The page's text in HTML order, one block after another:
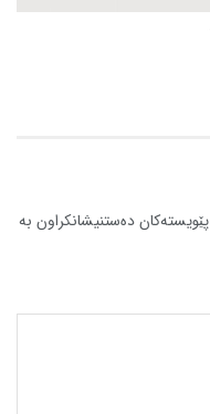
دەستنیشانکراون بە